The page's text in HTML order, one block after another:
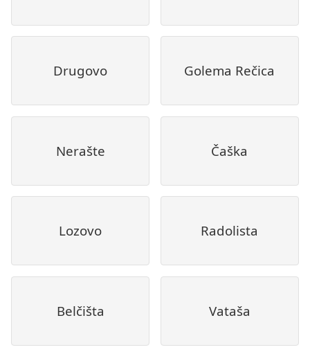
Drugovo Golema Rečica
Nerašte Čaška
Lozovo Radolista
Belčišta Vataša